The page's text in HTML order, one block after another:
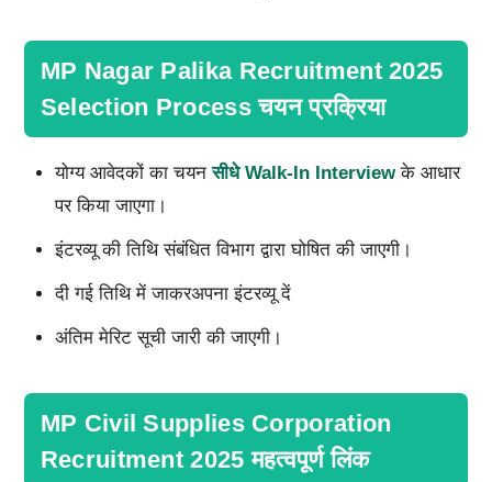
MP Nagar Palika Recruitment 2025
Selection Process चयन प्रक्रिया
योग्य आवेदकों का चयनसीधे Walk-In Interviewके आधार
पर किया जाएगा।
इंटरव्यू की तिथि संबंधित विभाग द्वारा घोषित की जाएगी।
दी गई तिथि में जाकरअपना इंटरव्यू दें
अंतिम मेरिट सूची जारी की जाएगी।
MP Civil Supplies Corporation
Recruitment 2025 महत्वपूर्ण लिंक